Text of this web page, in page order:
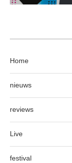
Home
nieuws
reviews
Live
festival